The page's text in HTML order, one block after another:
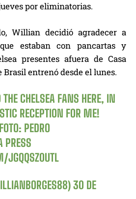
por eliminatorias.
Willian decidió agradecer a
estaban con pancartas y
presentes afuera de Casa
Brasil entrenó desde el lunes.
CHELSEA FANS HERE, IN
RECEPTION FOR ME!
PEDRO
JGQQSZ0UTL
30 DE